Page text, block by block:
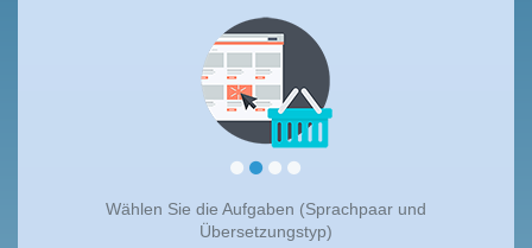
Wählen Sie die Aufgaben (Sprachpaar und
Übersetzungstyp)